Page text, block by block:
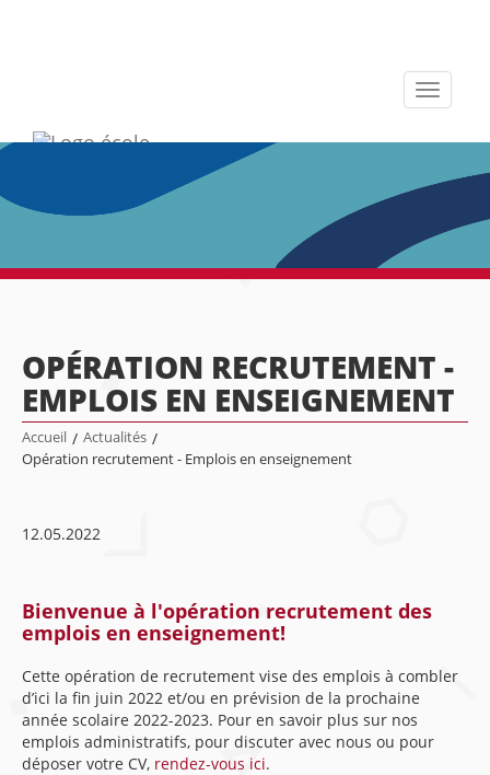
Toggle
OPÉRATION RECRUTEMENT -
EMPLOIS EN ENSEIGNEMENT
Accueil / Actualités /
Opération recrutement - Emplois en enseignement
12.05.2022
Bienvenue à l'opération recrutement des
emplois en enseignement!
Cette opération de recrutement vise des emplois à combler
d’ici la fin juin 2022 et/ou en prévision de la prochaine
année scolaire 2022-2023. Pour en savoir plus sur nos
emplois administratifs, pour discuter avec nous ou pour
déposer votre CV, rendez-vous ici.